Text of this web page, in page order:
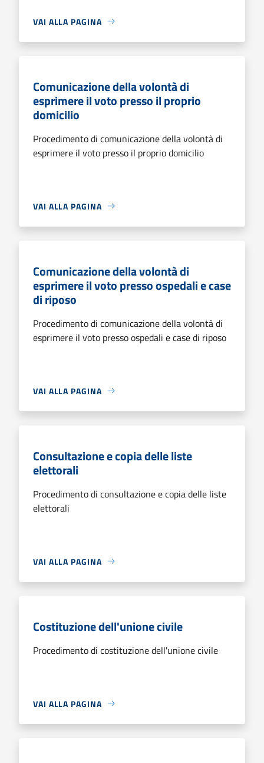
VAI ALLA PAGINA
Comunicazione della volontà di
esprimere il voto presso il proprio
domicilio
Procedimento di comunicazione della volontà di
esprimere il voto presso il proprio domicilio
VAI ALLA PAGINA
Comunicazione della volontà di
esprimere il voto presso ospedali e case
di riposo
Procedimento di comunicazione della volontà di
esprimere il voto presso ospedali e case di riposo
VAI ALLA PAGINA
Consultazione e copia delle liste
elettorali
Procedimento di consultazione e copia delle liste
elettorali
VAI ALLA PAGINA
Costituzione dell'unione civile
Procedimento di costituzione dell'unione civile
VAI ALLA PAGINA